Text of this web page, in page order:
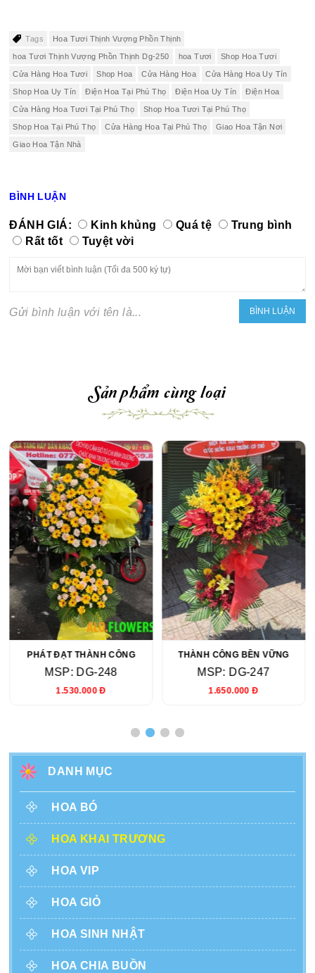
Tags Hoa Tươi Thịnh Vượng Phồn Thịnh
hoa Tươi Thịnh Vượng Phồn Thịnh Dg-250 hoa Tươi Shop Hoa Tươi
Cửa Hàng Hoa Tươi Shop Hoa Cửa Hàng Hoa Cửa Hàng Hoa Uy Tín
Shop Hoa Uy Tín Điện Hoa Tại Phú Thọ Điện Hoa Uy Tín Điện Hoa
Cửa Hàng Hoa Tươi Tại Phú Thọ Shop Hoa Tươi Tại Phú Thọ
Shop Hoa Tại Phú Thọ Cửa Hàng Hoa Tại Phú Thọ Giao Hoa Tận Nơi
Giao Hoa Tận Nhà
BÌNH LUẬN
ĐÁNH GIÁ: Kinh khủng Quá tệ
Trung bình
Rất tốt
Tuyệt vời
Gửi bình luận với tên là...
Sản phẩm cùng loại
PHÁT ĐẠT THÀNH CÔNG
MSP: DG-248
1.530.000 Đ
THÀNH CÔNG BỀN VỮNG
MSP: DG-247
1.650.000 Đ
DANH MỤC
HOA BÓ
HOA KHAI TRƯƠNG
HOA VIP
HOA GIỎ
HOA SINH NHẬT
HOA CHIA BUỒN